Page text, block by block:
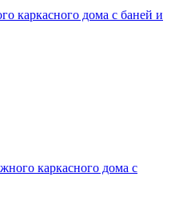
каркасного дома с баней и